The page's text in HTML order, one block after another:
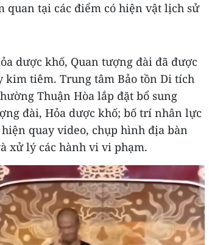
quan tại các điểm có hiện vật lịch sử
dược khố, Quan tượng đài đã được
kim tiêm. Trung tâm Bảo tồn Di tích
Thuận Hòa lắp đặt bổ sung
đài, Hỏa dược khố; bố trí nhân lực
quay video, chụp hình địa bàn
xử lý các hành vi vi phạm.